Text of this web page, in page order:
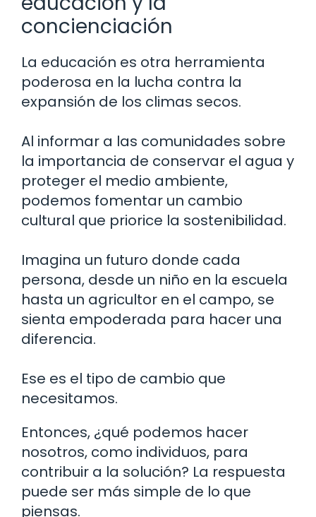
concienciación
La educación es otra herramienta
poderosa en la lucha contra la
expansión de los climas secos.
Al informar a las comunidades sobre
la importancia de conservar el agua y
proteger el medio ambiente,
podemos fomentar un cambio
cultural que priorice la sostenibilidad.
Imagina un futuro donde cada
persona, desde un niño en la escuela
hasta un agricultor en el campo, se
sienta empoderada para hacer una
diferencia.
Ese es el tipo de cambio que
necesitamos.
Entonces, ¿qué podemos hacer
nosotros, como individuos, para
contribuir a la solución? La respuesta
puede ser más simple de lo que
piensas.